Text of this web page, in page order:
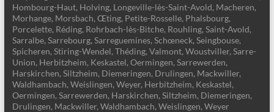
Hombourg-Haut, Holving, Longeville-lès-Saint-Avold, Macheren,
Morhange, Morsbach, Œting, Petite-Rosselle, Phalsbourg,
Porcelette, Réding, Rohrbach-lès-Bitche, Rouhling, Saint-Avold,
Sarralbe, Sarrebourg, Sarreguemines, Schœneck, Seingbouse,
Spicheren, Stiring-Wendel, Théding, Valmont, Woustviller, Sarre-
Union, Herbitzheim, Keskastel, Oermingen, Sarrewerden,
Harskirchen, Siltzheim, Diemeringen, Drulingen, Mackwiller,
Waldhambach, Weislingen, Weyer, Herbitzheim, Keskastel,
Oermingen, Sarrewerden, Harskirchen, Siltzheim, Diemeringen,
Drulingen, Mackwiller, Waldhambach, Weislingen, Weyer